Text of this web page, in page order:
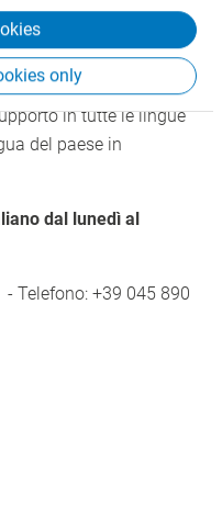
only
Il team
al meglio e
modo rapido e
in tutte le lingue
del paese in
dal lunedì al
- Telefono: +39 045 890